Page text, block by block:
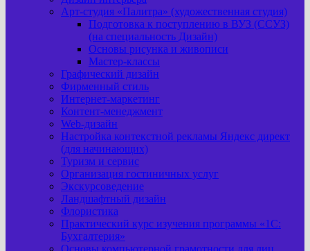
Арт-cтудия «Палитра» (художественная студия)
Подготовка к поступлению в ВУЗ (ССУЗ)
(на специальность Дизайн)
Основы рисунка и живописи
Мастер-классы
Графический дизайн
Фирменный стиль
Интернет-маркетинг
Контент-менеджмент
Web-дизайн
Настройка контекстной рекламы Яндекс директ
(для начинающих)
Туризм и сервис
Организация гостиничных услуг
Экскурсоведение
Ландшафтный дизайн
Флористика
Практический курс изучения программы «1С:
Бухгалтерия»
Основы компьютерной грамотности для лиц